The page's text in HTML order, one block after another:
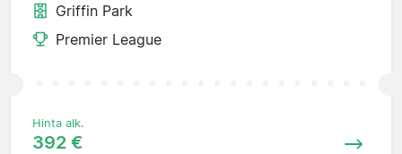
Griffin Park
Premier League
Hinta alk.
392 €